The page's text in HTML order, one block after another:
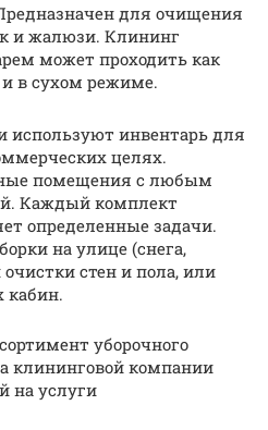
для очищения
и жалюзи. Клининг
может проходить как
в сухом режиме.
инвентарь для
целях.
помещения с любым
Каждый комплект
определенные задачи.
на улице (снега,
стен и пола, или
уборочного
клининговой компании
на услуги